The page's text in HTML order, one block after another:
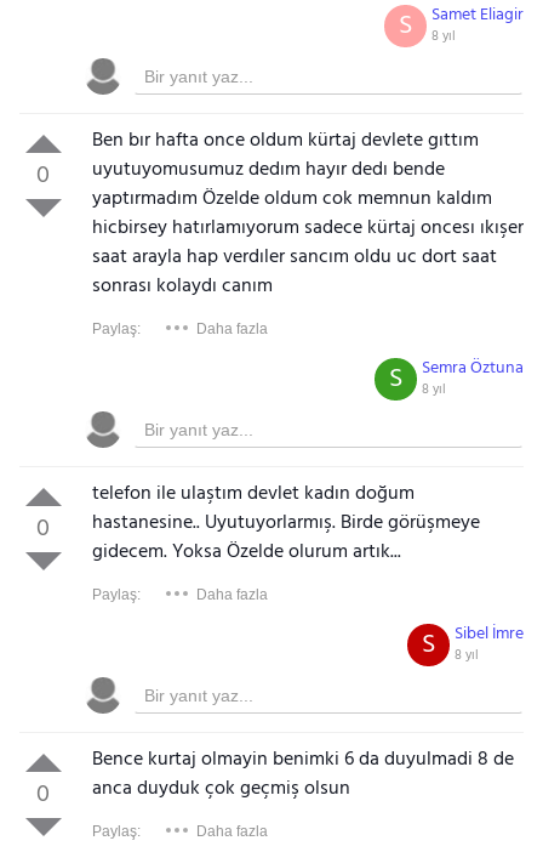
Samet Eliagir
8 yıl
S
0
Ben bır hafta once oldum kürtaj devlete gıttım
uyutuyomusumuz dedım hayır dedı bende
yaptırmadım Özelde oldum cok memnun kaldım
hicbirsey hatırlamıyorum sadece kürtaj oncesı ıkışer
saat arayla hap verdıler sancım oldu uc dort saat
sonrası kolaydı canım
Paylaş: Daha fazla
Semra Öztuna
8 yıl
S
0
telefon ile ulaştım devlet kadın doğum
hastanesine.. Uyutuyorlarmış. Birde görüşmeye
gidecem. Yoksa Özelde olurum artık...
Paylaş: Daha fazla
Sibel İmre
8 yıl
S
0
Bence kurtaj olmayin benimki 6 da duyulmadi 8 de
anca duyduk çok geçmiş olsun
Paylaş: Daha fazla